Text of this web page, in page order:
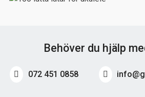
Behöver du hjälp
072 451 0858